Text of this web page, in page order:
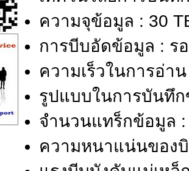
ความจุข้อมูล : 30
การบีบอัดข้อมูล : ร
ความเร็วในการอ่า
รูปแบบในการบันทึก
จำนวนแทร็กข้อมูล :
ความหนาแน่นของ